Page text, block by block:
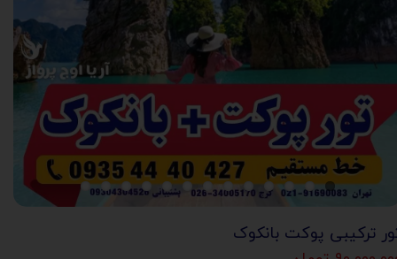
ترکیبی پوکت بانکوک